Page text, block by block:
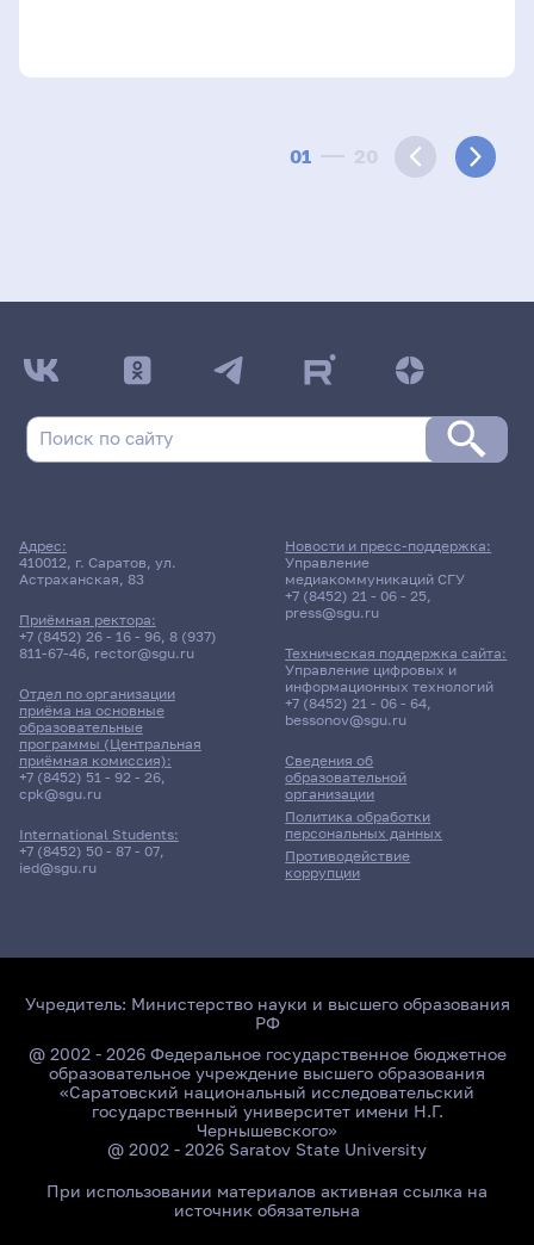
01 20
Адрес:
410012, г. Саратов, ул.
Астраханская, 83
Приёмная ректора:
+7 (8452) 26 - 16 - 96, 8 (937)
811-67-46, rector@sgu.ru
Отдел по организации
приёма на основные
образовательные
программы (Центральная
приёмная комиссия):
+7 (8452) 51 - 92 - 26,
cpk@sgu.ru
International Students:
+7 (8452) 50 - 87 - 07,
ied@sgu.ru
Сведения об
образовательной
организации
Политика обработки
персональных данных
Противодействие
коррупции
Новости и пресс-поддержка:
Управление
медиакоммуникаций СГУ
+7 (8452) 21 - 06 - 25,
press@sgu.ru
Техническая поддержка сайта:
Управление цифровых и
информационных технологий
+7 (8452) 21 - 06 - 64,
bessonov@sgu.ru
Учредитель: Министерство науки и высшего образования
РФ
@ 2002 - 2026 Федеральное государственное бюджетное
образовательное учреждение высшего образования
«Саратовский национальный исследовательский
государственный университет имени Н.Г.
Чернышевского»
@ 2002 - 2026 Saratov State University
При использовании материалов активная ссылка на
источник обязательна